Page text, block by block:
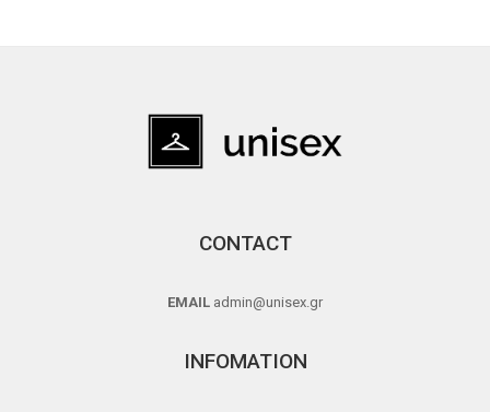
CONTACT
EMAIL admin@unisex.gr
INFOMATION